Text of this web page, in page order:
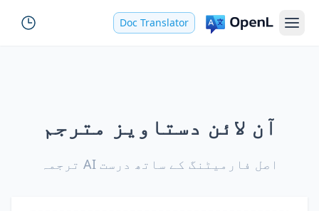
Doc Translator
آن لائن دستاویز مترجم
اصل فارمیٹنگ کے ساتھ درست AI ترجمہ